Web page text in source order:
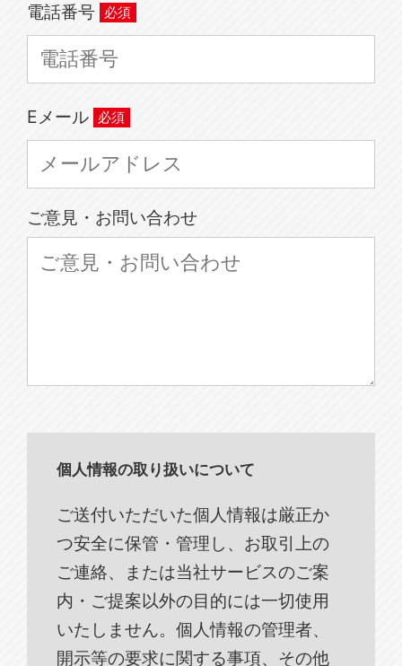
電話番号
Eメール
ご意見・お問い合わせ
個人情報の取り扱いについて
ご送付いただいた個人情報は厳正か
つ安全に保管・管理し、お取引上の
ご連絡、または当社サービスのご案
内・ご提案以外の目的には一切使用
いたしません。個人情報の管理者、
開示等の要求に関する事項、その他